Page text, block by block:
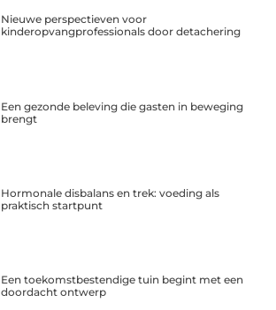
Nieuwe perspectieven voor
kinderopvangprofessionals door detachering
Een gezonde beleving die gasten in beweging
brengt
Hormonale disbalans en trek: voeding als
praktisch startpunt
Een toekomstbestendige tuin begint met een
doordacht ontwerp